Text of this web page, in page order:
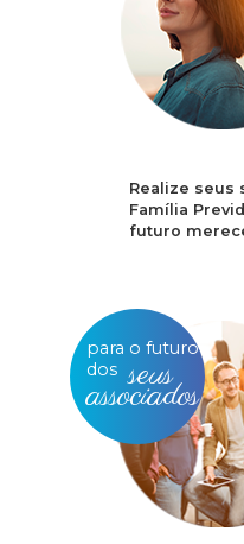
Realize seus
Família
futuro
para o futuro
dos seus
associados